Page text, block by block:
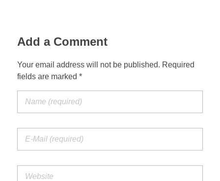
Add a Comment
Your email address will not be published. Required
fields are marked *